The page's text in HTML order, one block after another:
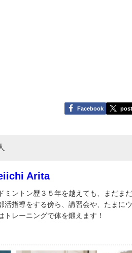
Facebook post
Arita
ミントン歴３５年を越えても、まだま
活指導をする傍ら、講習会や、たまに
トレーニングで体を鍛えます！